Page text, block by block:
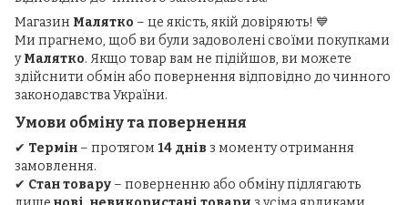
Магазин Малятко – це якість, якій довіряють! 💙
Ми прагнемо, щоб ви були задоволені своїми покупками
уМалятко. Якщо товар вам не підійшов, ви можете
здійснити обмін або повернення відповідно до чинного
законодавства України.
Умови обміну та повернення
✔ Термін – протягом 14 днів з моменту отримання
замовлення.
✔ Стан товару – поверненню або обміну підлягають